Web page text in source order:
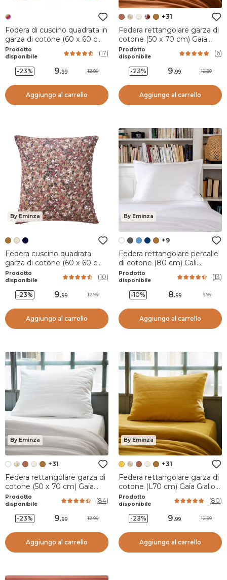
Fodera di cuscino quadrata in
garza di cotone (60 x 60 cm)
Azel Multicolore
Prodotto
disponibile
(17)
-23% 9.99 12.99
Aggiungo al carrello
+31
Federa rettangolare garza di
cotone (50 x 70 cm) Gaïa
Albicocca
Prodotto
disponibile
(6)
-23% 9.99 12.99
Aggiungo al carrello
By Eminza
Federa cuscino quadrata
garza di cotone (60 x 60 cm)
Constance Camel
Prodotto
disponibile
(10)
-23% 9.99 12.99
Aggiungo al carrello
By Eminza
+9
Federa rettangolare percalle
di cotone (80 cm) Cali
Bianco
Prodotto
disponibile
(13)
-10% 8.99 9.99
Aggiungo al carrello
By Eminza
+31
Federa rettangolare garza di
cotone (50 x 70 cm) Gaïa
Bianco chantilly
Prodotto
disponibile
(84)
-23% 9.99 12.99
Aggiungo al carrello
By Eminza
+31
Federa rettangolare garza di
cotone (L70 cm) Gaïa Giallo
zafferano
Prodotto
disponibile
(80)
-23% 9.99 12.99
Aggiungo al carrello